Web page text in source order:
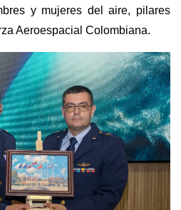
y mujeres del aire, pilares
Aeroespacial Colombiana.